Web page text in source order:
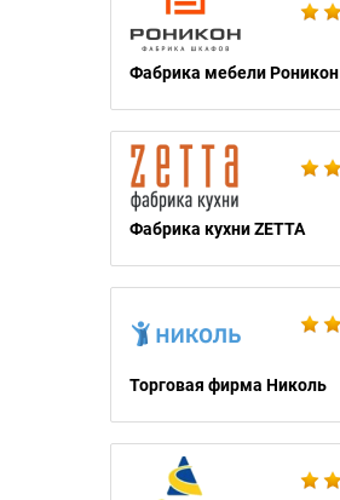
Фабрика мебели Роникон
Фабрика кухни ZETTA
Торговая фирма Николь